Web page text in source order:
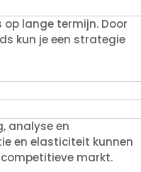
lange termijn. Door
kun je een strategie
analyse en
en elasticiteit kunnen
markt.